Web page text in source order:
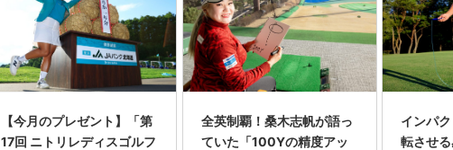
【今月のプレゼント】「第
17回 ニトリレディスゴルフ
全英制覇！桑木志帆が語っ
ていた「100Yの精度アッ
インパ
転させ